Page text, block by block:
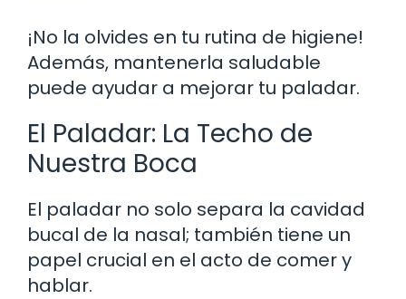
¡No la olvides en tu rutina de higiene!
Además, mantenerla saludable
puede ayudar a mejorar tu paladar.
El Paladar: La Techo de
Nuestra Boca
El paladar no solo separa la cavidad
bucal de la nasal; también tiene un
papel crucial en el acto de comer y
hablar.